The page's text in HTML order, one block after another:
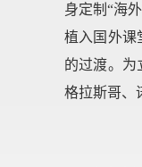
身定制“海
植入国外课
的过渡。为
格拉斯哥、